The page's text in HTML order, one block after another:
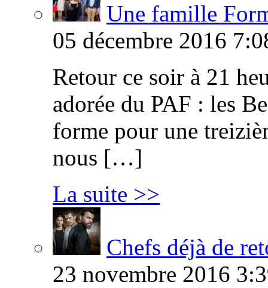
Une famille
05 décembre 2016
Retour ce soir à 21
adorée du PAF : les
forme pour une
nous […]
La suite >>
Chefs déjà de
23 novembre 2016